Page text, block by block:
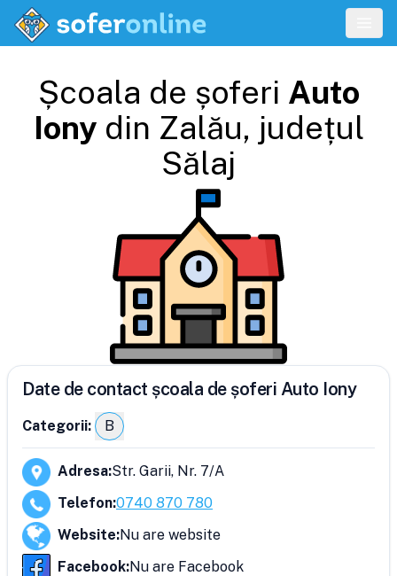
Școala de șoferi Auto
Ionydin Zalău, județul
Sălaj
Date de contact școala de șoferi Auto Iony
Categorii: B
Adresa:Str. Garii, Nr. 7/A
Telefon:0740 870 780
Website:Nu are website
Facebook:Nu are Facebook